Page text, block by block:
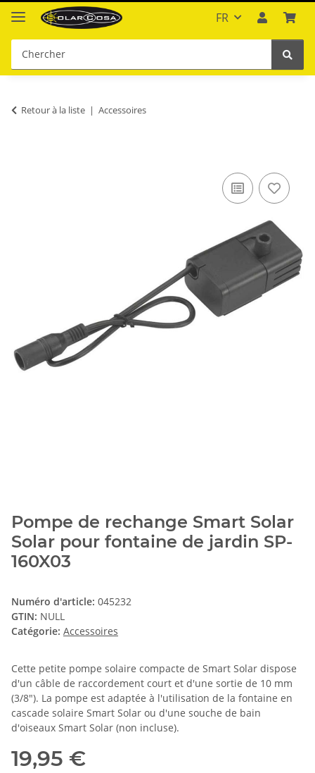
FR
Retour à la liste Accessoires
Pompe de rechange Smart Solar
Solar pour fontaine de jardin SP-
160X03
Numéro d'article: 045232
GTIN: NULL
Catégorie: Accessoires
Cette petite pompe solaire compacte de Smart Solar dispose
d'un câble de raccordement court et d'une sortie de 10 mm
(3/8"). La pompe est adaptée à l'utilisation de la fontaine en
cascade solaire Smart Solar ou d'une souche de bain
d'oiseaux Smart Solar (non incluse).
19,95 €